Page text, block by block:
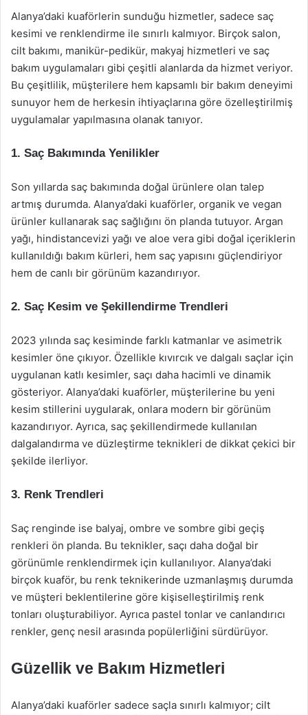
Alanya’daki kuaförlerin sunduğu hizmetler, sadece saç
kesimi ve renklendirme ile sınırlı kalmıyor. Birçok salon,
cilt bakımı, manikür-pedikür, makyaj hizmetleri ve saç
bakım uygulamaları gibi çeşitli alanlarda da hizmet veriyor.
Bu çeşitlilik, müşterilere hem kapsamlı bir bakım deneyimi
sunuyor hem de herkesin ihtiyaçlarına göre özelleştirilmiş
uygulamalar yapılmasına olanak tanıyor.
1. Saç Bakımında Yenilikler
Son yıllarda saç bakımında doğal ürünlere olan talep
artmış durumda. Alanya’daki kuaförler, organik ve vegan
ürünler kullanarak saç sağlığını ön planda tutuyor. Argan
yağı, hindistancevizi yağı ve aloe vera gibi doğal içeriklerin
kullanıldığı bakım kürleri, hem saç yapısını güçlendiriyor
hem de canlı bir görünüm kazandırıyor.
2. Saç Kesim ve Şekillendirme Trendleri
2023 yılında saç kesiminde farklı katmanlar ve asimetrik
kesimler öne çıkıyor. Özellikle kıvırcık ve dalgalı saçlar için
uygulanan katlı kesimler, saçı daha hacimli ve dinamik
gösteriyor. Alanya’daki kuaförler, müşterilerine bu yeni
kesim stillerini uygularak, onlara modern bir görünüm
kazandırıyor. Ayrıca, saç şekillendirmede kullanılan
dalgalandırma ve düzleştirme teknikleri de dikkat çekici bir
şekilde ilerliyor.
3. Renk Trendleri
Saç renginde ise balyaj, ombre ve sombre gibi geçiş
renkleri ön planda. Bu teknikler, saçı daha doğal bir
görünümle renklendirmek için kullanılıyor. Alanya’daki
birçok kuaför, bu renk teknikerinde uzmanlaşmış durumda
ve müşteri beklentilerine göre kişiselleştirilmiş renk
tonları oluşturabiliyor. Ayrıca pastel tonlar ve canlandırıcı
renkler, genç nesil arasında popülerliğini sürdürüyor.
Güzellik ve Bakım Hizmetleri
Alanya’daki kuaförler sadece saçla sınırlı kalmıyor; cilt